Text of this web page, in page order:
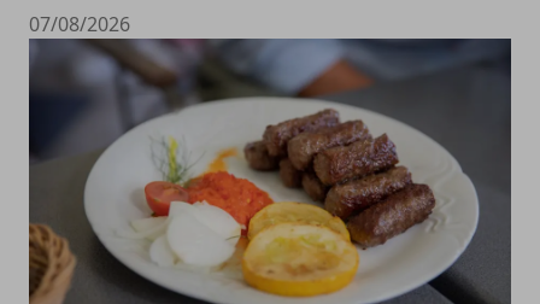
07/08/2026